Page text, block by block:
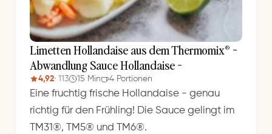
Limetten Hollandaise aus dem Thermomix® -
Abwandlung Sauce Hollandaise -
4,92· 113 15 Min 4 Portionen
Eine fruchtig frische Hollandaise - genau
richtig für den Frühling! Die Sauce gelingt im
TM31®, TM5® und TM6®.